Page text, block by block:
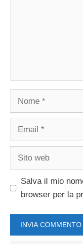
Nome
Email
Sito
Salva il mio
browser per la